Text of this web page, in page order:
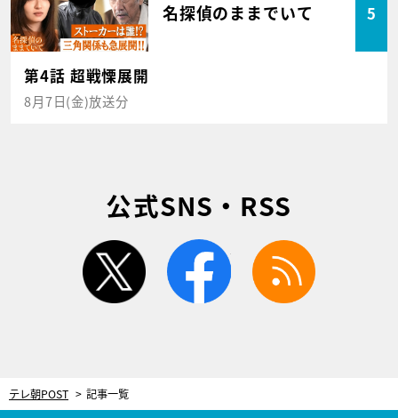
名探偵のままでいて 5
第4話 超戦慄展開
8月7日(金)放送分
公式SNS・RSS
twitter facebook
テレ朝POST 記事一覧